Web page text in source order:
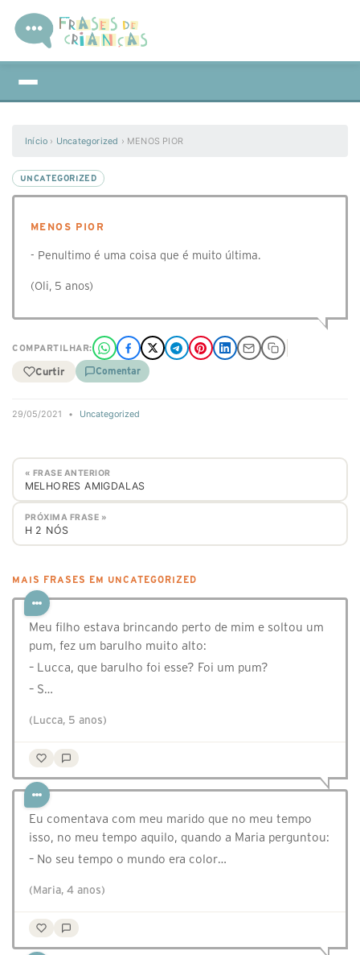
Início › Uncategorized › MENOS PIOR
UNCATEGORIZED
MENOS PIOR
- Penultimo é uma coisa que é muito última.
(Oli, 5 anos)
COMPARTILHAR:
Curtir Comentar
29/05/2021 • Uncategorized
« FRASE ANTERIOR
MELHORES AMIGDALAS
PRÓXIMA FRASE »
H 2 NÓS
MAIS FRASES EM UNCATEGORIZED
Meu filho estava brincando perto de mim e soltou um
pum, fez um barulho muito alto:
– Lucca, que barulho foi esse? Foi um pum?
– S…
(Lucca, 5 anos)
Eu comentava com meu marido que no meu tempo
isso, no meu tempo aquilo, quando a Maria perguntou:
– No seu tempo o mundo era color…
(Maria, 4 anos)